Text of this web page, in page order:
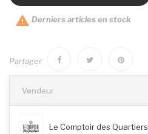
 Derniers articles en stock
Partager
Vendeur
Le Comptoir des Quartiers